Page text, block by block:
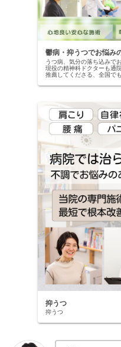
鬱病・抑うつでお悩み
うつ病、気分の落ち込みで
現役の精神科ドクターも通
推薦してくださる、全国で
せんか？
抑うつ
抑うつ